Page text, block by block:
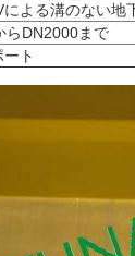
による溝のない地
らDN2000まで
ト